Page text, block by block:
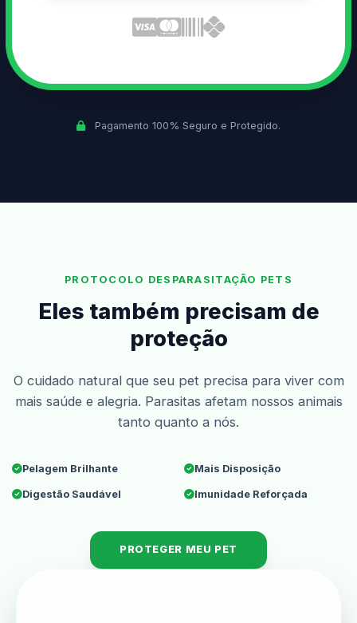
Pagamento 100% Seguro e Protegido.
PROTOCOLO DESPARASITAÇÃO PETS
Eles também precisam de
proteção
O cuidado natural que seu pet precisa para viver com
mais saúde e alegria. Parasitas afetam nossos animais
tanto quanto a nós.
Pelagem Brilhante Mais Disposição
Digestão Saudável Imunidade Reforçada
PROTEGER MEU PET